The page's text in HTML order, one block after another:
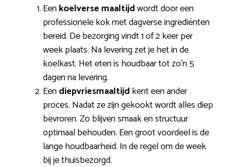
Eenkoelverse maaltijdwordt door een
professionele kok met dagverse ingrediënten
bereid. De bezorging vindt 1 of 2 keer per
week plaats. Na levering zet je het in de
koelkast. Het eten is houdbaar tot zo’n 5
dagen na levering.
Eendiepvriesmaaltijd kent een ander
proces. Nadat ze zijn gekookt wordt alles diep
bevroren. Zo blijven smaak en structuur
optimaal behouden. Een groot voordeel is de
lange houdbaarheid. In de regel om de week
bij je thuisbezorgd.